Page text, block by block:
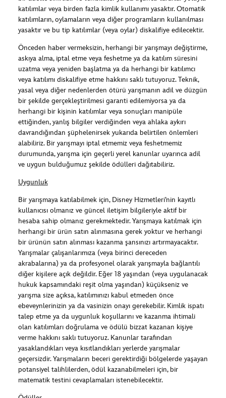
katılımlar veya birden fazla kimlik kullanımı yasaktır. Otomatik
katılımların, oylamaların veya diğer programların kullanılması
yasaktır ve bu tip katılımlar (veya oylar) diskalifiye edilecektir.
Önceden haber vermeksizin, herhangi bir yarışmayı değiştirme,
askıya alma, iptal etme veya feshetme ya da katılım süresini
uzatma veya yeniden başlatma ya da herhangi bir katılımcı
veya katılımı diskalifiye etme hakkını saklı tutuyoruz. Teknik,
yasal veya diğer nedenlerden ötürü yarışmanın adil ve düzgün
bir şekilde gerçekleştirilmesi garanti edilemiyorsa ya da
herhangi bir kişinin katılımlar veya sonuçları manipüle
ettiğinden, yanlış bilgiler verdiğinden veya ahlaka aykırı
davrandığından şüphelenirsek yukarıda belirtilen önlemleri
alabiliriz. Bir yarışmayı iptal etmemiz veya feshetmemiz
durumunda, yarışma için geçerli yerel kanunlar uyarınca adil
ve uygun bulduğumuz şekilde ödülleri dağıtabiliriz.
Uygunluk
Bir yarışmaya katılabilmek için, Disney Hizmetleri’nin kayıtlı
kullanıcısı olmanız ve güncel iletişim bilgileriyle aktif bir
hesaba sahip olmanız gerekmektedir. Yarışmaya katılmak için
herhangi bir ürün satın alınmasına gerek yoktur ve herhangi
bir ürünün satın alınması kazanma şansınızı artırmayacaktır.
Yarışmalar çalışanlarımıza (veya birinci dereceden
akrabalarına) ya da profesyonel olarak yarışmayla bağlantılı
diğer kişilere açık değildir. Eğer 18 yaşından (veya uygulanacak
hukuk kapsamındaki reşit olma yaşından) küçükseniz ve
yarışma size açıksa, katılımınızı kabul etmeden önce
ebeveynlerinizin ya da vasinizin onayı gerekebilir. Kimlik ispatı
talep etme ya da uygunluk koşullarını ve kazanma ihtimali
olan katılımları doğrulama ve ödülü bizzat kazanan kişiye
verme hakkını saklı tutuyoruz. Kanunlar tarafından
yasaklandıkları veya kısıtlandıkları yerlerde yarışmalar
geçersizdir. Yarışmaların beceri gerektirdiği bölgelerde yaşayan
potansiyel talihlilerden, ödül kazanabilmeleri için, bir
matematik testini cevaplamaları istenebilecektir.